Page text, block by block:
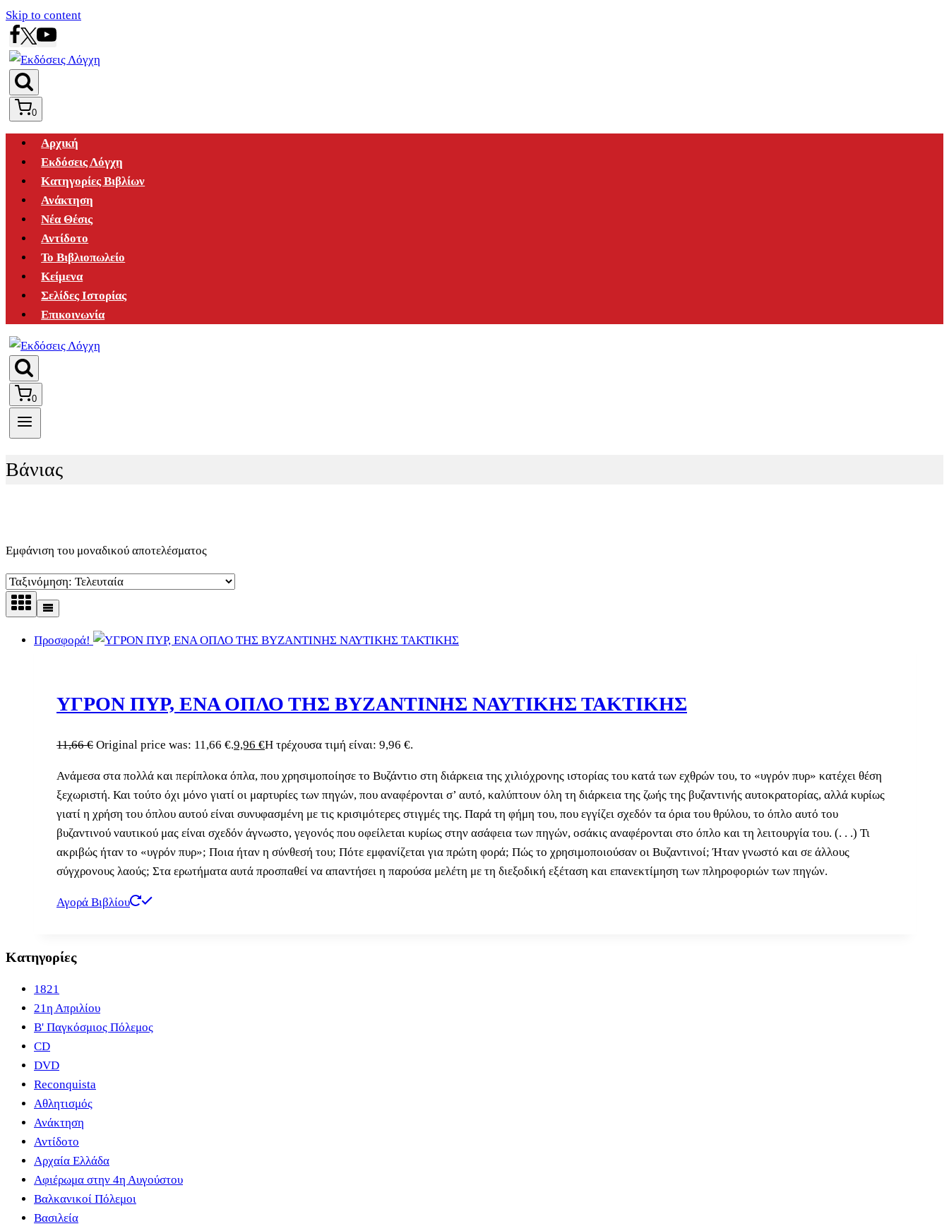
Skip to content
0
Αρχική
Εκδόσεις Λόγχη
Κατηγορίες Βιβλίων
Ανάκτηση
Νέα Θέσις
Αντίδοτο
Το Βιβλιοπωλείο
Κείμενα
Σελίδες Ιστορίας
Επικοινωνία
0
Βάνιας
Εμφάνιση του μοναδικού αποτελέσματος
Προσφορά!
ΥΓΡΟΝ ΠΥΡ, ΕΝΑ ΟΠΛΟ ΤΗΣ ΒΥΖΑΝΤΙΝΗΣ ΝΑΥΤΙΚΗΣ ΤΑΚΤΙΚΗΣ
11,66€ Original price was: 11,66 €.9,96 €Η τρέχουσα τιμή είναι: 9,96 €.
Ανάμεσα στα πολλά και περίπλοκα όπλα, που χρησιμοποίησε το Βυζάντιο στη διάρκεια της χιλιόχρονης ιστορίας του κατά των εχθρών του, το «υγρόν πυρ» κατέχει θέση
ξεχωριστή. Και τούτο όχι μόνο γιατί οι μαρτυρίες των πηγών, που αναφέρονται σ’ αυτό, καλύπτουν όλη τη διάρκεια της ζωής της βυζαντινής αυτοκρατορίας, αλλά κυρίως
γιατί η χρήση του όπλου αυτού είναι συνυφασμένη με τις κρισιμότερες στιγμές της. Παρά τη φήμη του, που εγγίζει σχεδόν τα όρια του θρύλου, το όπλο αυτό του
βυζαντινού ναυτικού μας είναι σχεδόν άγνωστο, γεγονός που οφείλεται κυρίως στην ασάφεια των πηγών, οσάκις αναφέρονται στο όπλο και τη λειτουργία του. (. . .) Τι
ακριβώς ήταν το «υγρόν πυρ»; Ποια ήταν η σύνθεσή του; Πότε εμφανίζεται για πρώτη φορά; Πώς το χρησιμοποιούσαν οι Βυζαντινοί; Ήταν γνωστό και σε άλλους
σύγχρονους λαούς; Στα ερωτήματα αυτά προσπαθεί να απαντήσει η παρούσα μελέτη με τη διεξοδική εξέταση και επανεκτίμηση των πληροφοριών των πηγών.
Αγορά Βιβλίου
Κατηγορίες
1821
21η Απριλίου
B' Παγκόσμιος Πόλεμος
CD
DVD
Reconquista
Αθλητισμός
Ανάκτηση
Αντίδοτο
Αρχαία Ελλάδα
Αφιέρωμα στην 4η Αυγούστου
Βαλκανικοί Πόλεμοι
Βασιλεία